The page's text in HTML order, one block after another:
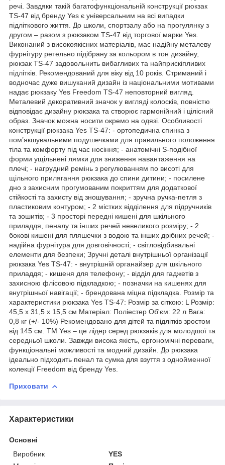
речі. Завдяки такій багатофункціональній конструкції рюкзак
TS-47 від бренду Yes є універсальним на всі випадки
підліткового життя. До школи, спортзалу або на прогулянку з
другом – разом з рюкзаком TS-47 від торгової марки Yes.
Виконаний з високоякісних матеріалів, має надійну металеву
фурнітуру ретельно підібрану за кольором в тон дизайну,
рюкзак TS-47 задовольнить вибагливих та найприскіпливих
підлітків. Рекомендований для віку від 10 років. Стриманий і
водночас дуже вишуканий дизайн із національними мотивами
надає рюкзаку Yes Freedom TS-47 неповторний вигляд.
Металевий декоративний значок у вигляді колосків, повністю
відповідає дизайну рюкзака та створює гармонійний і цілісний
образ. Значок можна носити окремо на одязі. Особливості
конструкції рюкзака Yes TS-47: - ортопедична спинка з
пом’якшувальними подушечками для правильного положення
тіла та комфорту під час носіння; - анатомічні S-подібної
форми ущільнені лямки для зниження навантаження на
плечі; - нагрудний ремінь з регулюванням по висоті для
щільного прилягання рюкзака до спини дитини; - посилене
дно з захисним прогумованим покриттям для додаткової
стійкості та захисту від зношування; - зручна ручка-петля з
пластиковим контуром; - 2 містких відділення для підручників
та зошитів; - 3 просторі передні кишені для шкільного
приладдя, пеналу та інших речей невеликого розміру; - 2
бокові кишені для пляшечки з водою та інших дрібних речей; -
надійна фурнітура для довговічності; - світловідбивальні
елементи для безпеки; Зручні деталі внутрішньої організації
рюкзака Yes TS-47: - внутрішній органайзер для шкільного
приладдя; - кишеня для телефону; - відділ для гаджетів з
захисною флісовою підкладкою; - позначки на кишенях для
внутрішньої навігації; - брендована міцна підкладка. Розмір та
характеристики рюкзака Yes TS-47: Розмір за сіткою: L Розмір:
45,5 х 31,5 х 15,5 см Матеріал: Поліестер Об'єм: 22 л Вага:
0,8 кг (+/- 10%) Рекомендовано для дітей та підлітків зростом
від 145 см. ТМ Yes – це лідер серед рюкзаків для молодшої та
середньої школи. Завжди висока якість, ергономічні переваги,
функціональні можливості та модний дизайн. До рюкзака
ідеально підходить пенал та сумка для взуття з однойменної
колекції Freedom від бренду Yes.
Приховати
Характеристики
Основні
Виробник
YES